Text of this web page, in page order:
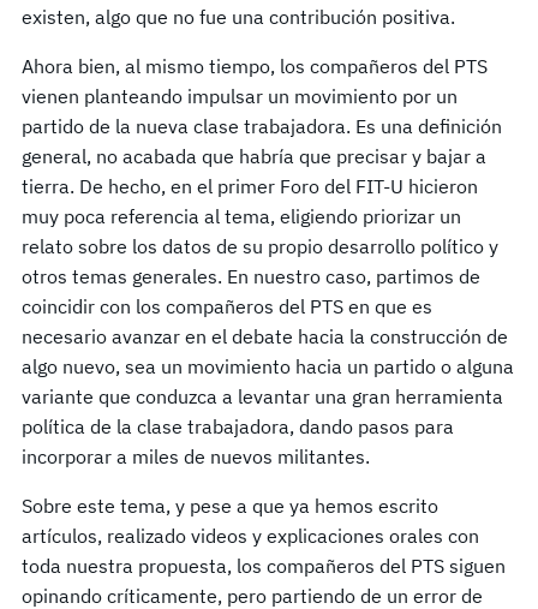
existen, algo que no fue una contribución positiva.
Ahora bien, al mismo tiempo, los compañeros del PTS
vienen planteando impulsar un movimiento por un
partido de la nueva clase trabajadora. Es una definición
general, no acabada que habría que precisar y bajar a
tierra. De hecho, en el primer Foro del FIT-U hicieron
muy poca referencia al tema, eligiendo priorizar un
relato sobre los datos de su propio desarrollo político y
otros temas generales. En nuestro caso, partimos de
coincidir con los compañeros del PTS en que es
necesario avanzar en el debate hacia la construcción de
algo nuevo, sea un movimiento hacia un partido o alguna
variante que conduzca a levantar una gran herramienta
política de la clase trabajadora, dando pasos para
incorporar a miles de nuevos militantes.
Sobre este tema, y pese a que ya hemos escrito
artículos, realizado videos y explicaciones orales con
toda nuestra propuesta, los compañeros del PTS siguen
opinando críticamente, pero partiendo de un error de